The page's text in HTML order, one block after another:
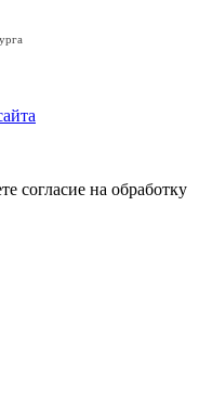
согласие на обработку